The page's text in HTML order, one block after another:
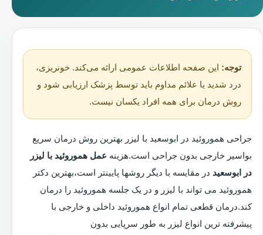
توجه: این صفحه اطلاعات عمومی ارائه می‌کند. خونریزی،
درد شدید یا علائم مداوم باید توسط پزشک ارزیابی شود و
روش درمان برای همه افراد یکسان نیست.
جراحی هموروئید در ابوسعید با لیزر بهترین روش درمان سریع
بواسیر خارجی بدون جراحی است.هزینه عمل هموروئید با لیزر
در ابوسعید در مقایسه با دیگر روشها پایینتر است،بهترین دکتر
هموروئید می تواند با لیزر و در یک جلسه هموروئید را درمان
کند.درمان قطعی تمام انواع هموروئید داخلی و خارجی با
پیشرفته ترین انواع لیزر به طور سرپایی بدون